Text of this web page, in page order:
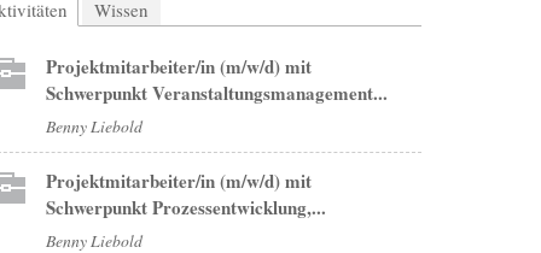
(aktiver Reiter)
Wissen
Projektmitarbeiter/in (m/w/d) mit
Schwerpunkt Veranstaltungsmanagement...
Benny Liebold
Projektmitarbeiter/in (m/w/d) mit
Schwerpunkt Prozessentwicklung,...
Benny Liebold